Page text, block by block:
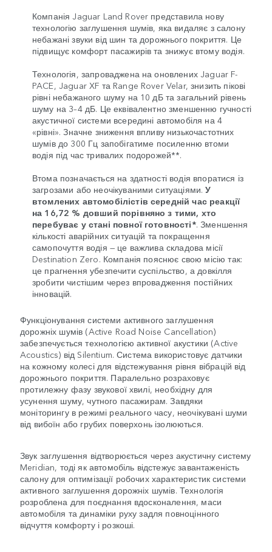
Компанія Jaguar Land Rover представила нову
технологію заглушення шумів, яка видаляє з салону
небажані звуки від шин та дорожнього покриття. Це
підвищує комфорт пасажирів та знижує втому водія.
Технологія, запроваджена на оновлених Jaguar F-
PACE, Jaguar XF та Range Rover Velar, знизить пікові
рівні небажаного шуму на 10 дБ та загальний рівень
шуму на 3–4 дБ. Це еквівалентно зменшенню гучності
акустичної системи всередині автомобіля на 4
«рівні». Значне зниження впливу низькочастотних
шумів до 300 Гц запобігатиме посиленню втоми
водія під час тривалих подорожей**.
Втома позначається на здатності водія впоратися із
загрозами або неочікуваними ситуаціями. У
втомлених автомобілістів середній час реакції
на 16,72 % довший порівняно з тими, хто
перебуває у стані повної готовності*. Зменшення
кількості аварійних ситуацій та покращення
самопочуття водія — це важлива складова місії
Destination Zero. Компанія пояснює свою місію так:
це прагнення убезпечити суспільство, а довкілля
зробити чистішим через впровадження постійних
інновацій.
Функціонування системи активного заглушення
дорожніх шумів (Active Road Noise Cancellation)
забезпечується технологією активної акустики (Active
Acoustics) від Silentium. Система використовує датчики
на кожному колесі для відстежування рівня вібрацій від
дорожнього покриття. Паралельно розраховує
протилежну фазу звукової хвилі, необхідну для
усунення шуму, чутного пасажирам. Завдяки
моніторингу в режимі реального часу, неочікувані шуми
від вибоїн або грубих поверхонь ізолюються.
Звук заглушення відтворюється через акустичну систему
Meridian, тоді як автомобіль відстежує завантаженість
салону для оптимізації робочих характеристик системи
активного заглушення дорожніх шумів. Технологія
розроблена для поєднання вдосконалення, маси
автомобіля та динаміки руху задля повноцінного
відчуття комфорту і розкоші.